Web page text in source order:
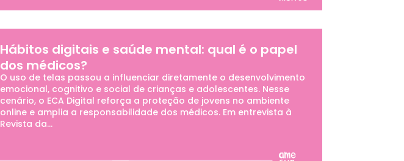
Hábitos digitais e saúde mental: qual é o papel
dos médicos?
O uso de telas passou a influenciar diretamente o desenvolvimento
emocional, cognitivo e social de crianças e adolescentes. Nesse
cenário, o ECA Digital reforça a proteção de jovens no ambiente
online e amplia a responsabilidade dos médicos. Em entrevista à
Revista da...